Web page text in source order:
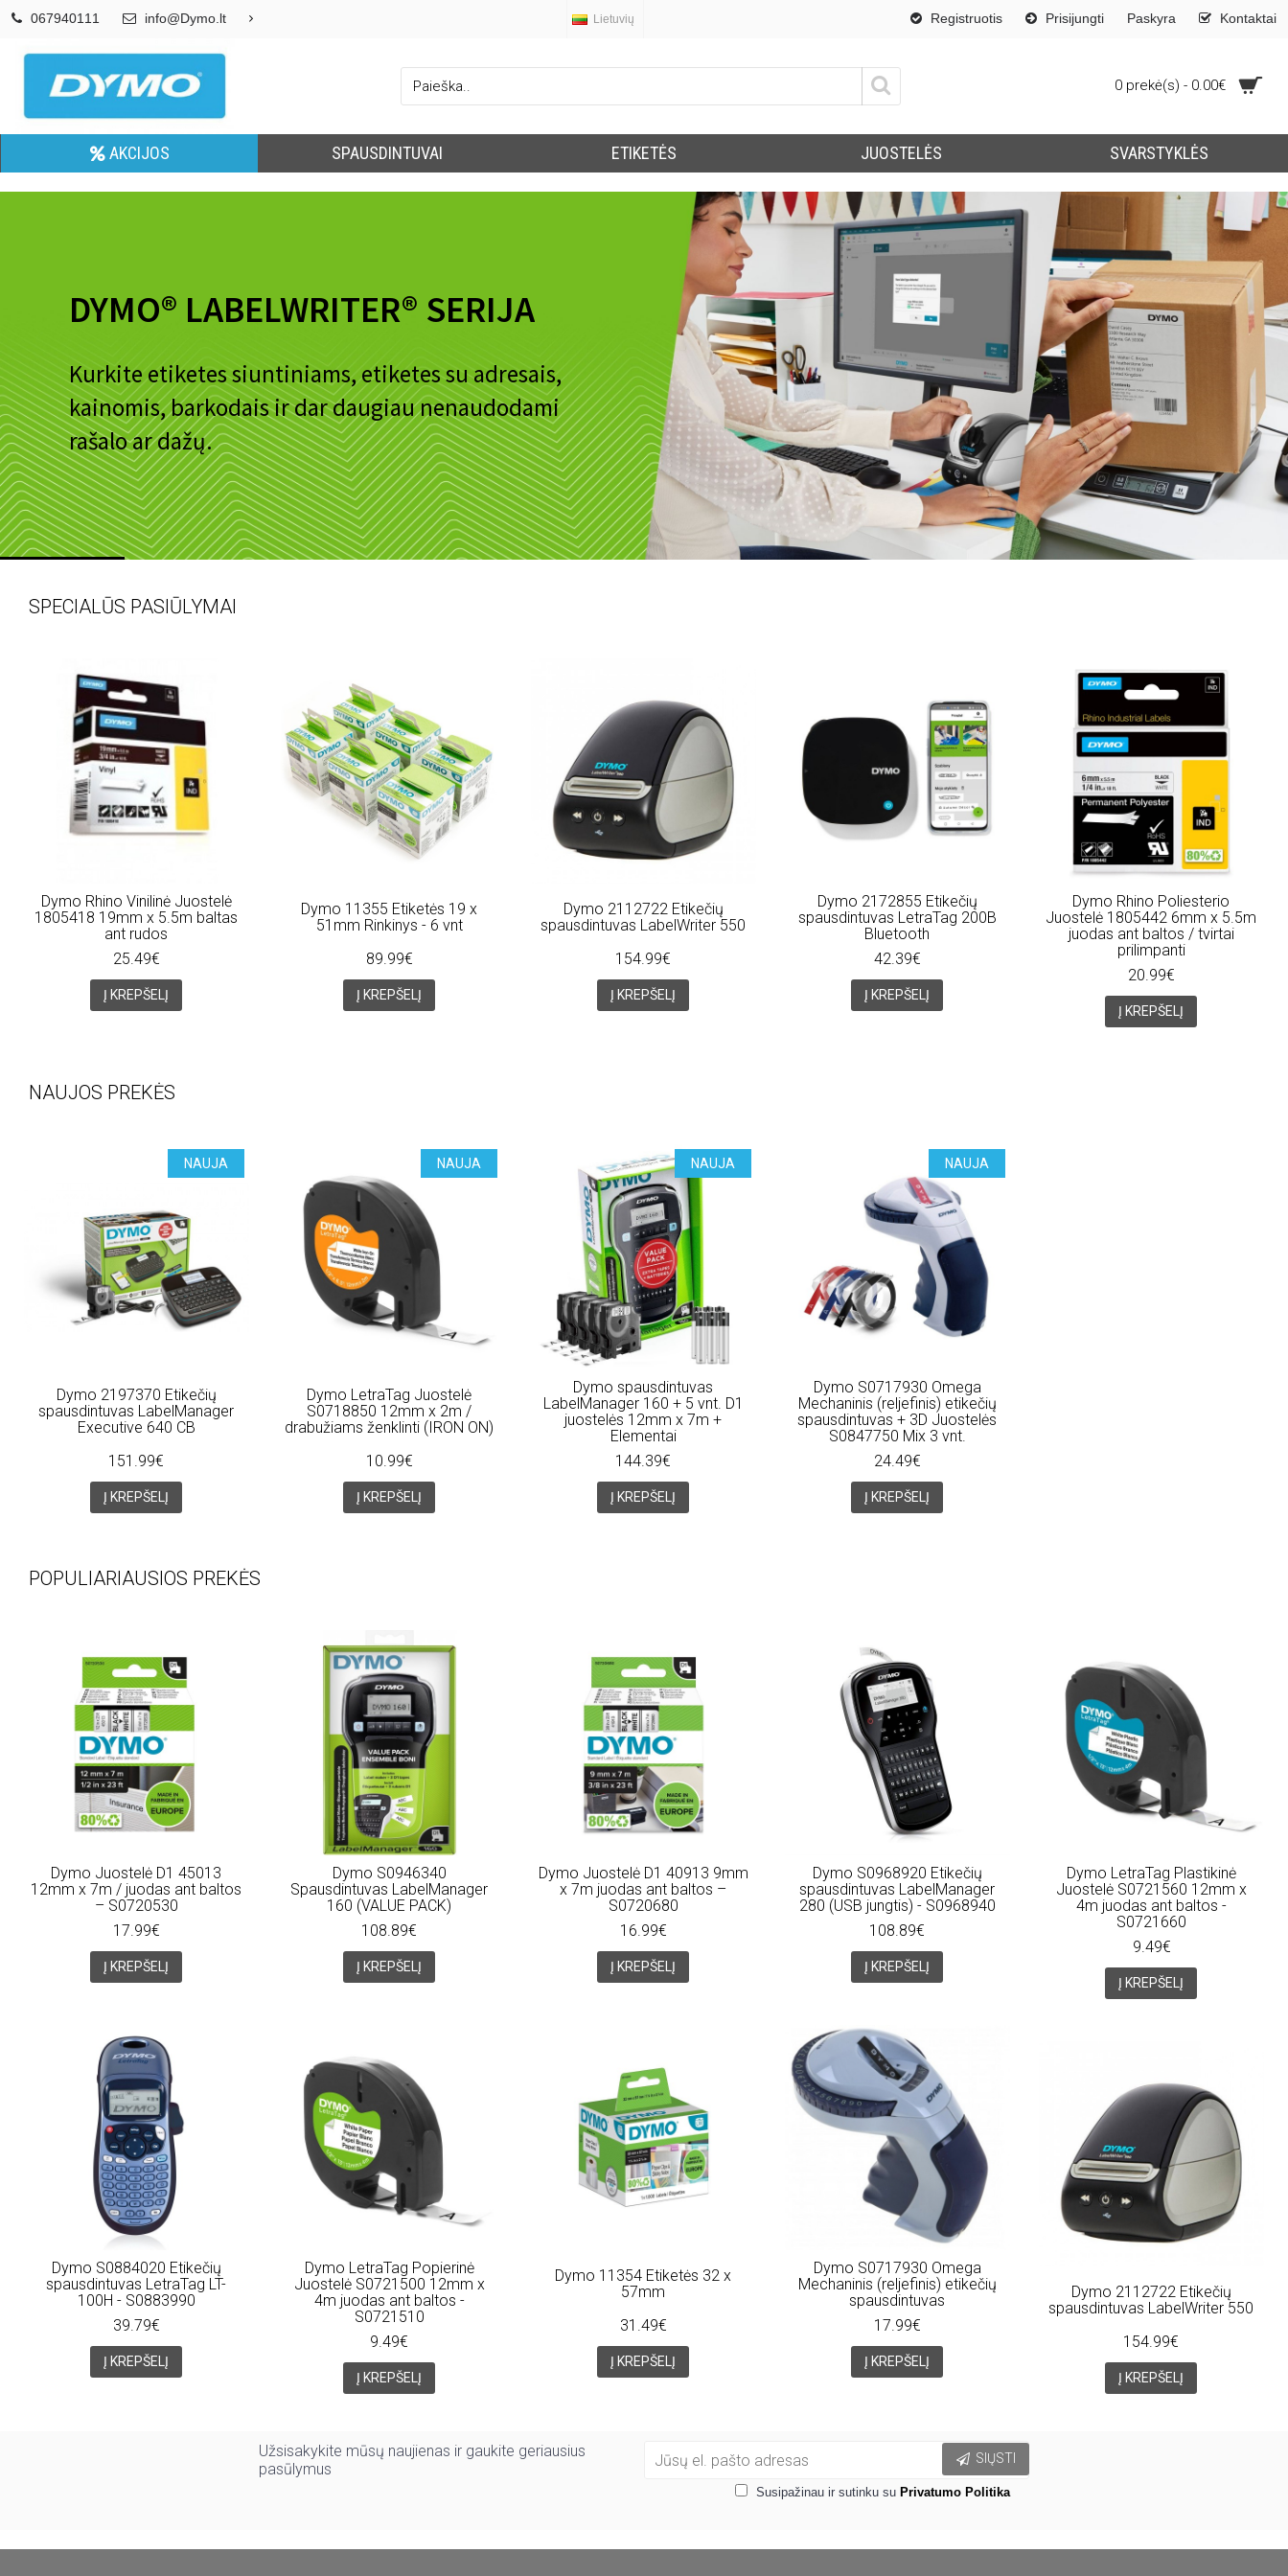
067940111 info@Dymo.lt Lietuvių Registruotis Prisijungti Paskyra Kontaktai
0 prekė(s) - 0.00€
AKCIJOS SPAUSDINTUVAI ETIKETĖS JUOSTELĖS SVARSTYKLĖS
DYMO® LABELWRITER® SERIJA
Kurkite etiketes siuntiniams, etiketes su adresais,
kainomis, barkodais ir dar daugiau nenaudodami
rašalo ar dažų.
SPECIALŪS PASIŪLYMAI
Dymo Rhino Vinilinė Juostelė
1805418 19mm x 5.5m baltas
ant rudos
25.49€
Į KREPŠELĮ
Dymo 11355 Etiketės 19 x
51mm Rinkinys - 6 vnt
89.99€
Į KREPŠELĮ
Dymo 2112722 Etikečių
spausdintuvas LabelWriter 550
154.99€
Į KREPŠELĮ
Dymo 2172855 Etikečių
spausdintuvas LetraTag 200B
Bluetooth
42.39€
Į KREPŠELĮ
Dymo Rhino Poliesterio
Juostelė 1805442 6mm x 5.5m
juodas ant baltos / tvirtai
prilimpanti
20.99€
Į KREPŠELĮ
NAUJOS PREKĖS
NAUJA
Dymo 2197370 Etikečių
spausdintuvas LabelManager
Executive 640 CB
151.99€
Į KREPŠELĮ
NAUJA
Dymo LetraTag Juostelė
S0718850 12mm x 2m /
drabužiams ženklinti (IRON ON)
10.99€
Į KREPŠELĮ
NAUJA
Dymo spausdintuvas
LabelManager 160 + 5 vnt. D1
juostelės 12mm x 7m +
Elementai
144.39€
Į KREPŠELĮ
NAUJA
Dymo S0717930 Omega
Mechaninis (reljefinis) etikečių
spausdintuvas + 3D Juostelės
S0847750 Mix 3 vnt.
24.49€
Į KREPŠELĮ
POPULIARIAUSIOS PREKĖS
Dymo Juostelė D1 45013
12mm x 7m / juodas ant baltos
– S0720530
17.99€
Į KREPŠELĮ
Dymo S0946340
Spausdintuvas LabelManager
160 (VALUE PACK)
108.89€
Į KREPŠELĮ
Dymo Juostelė D1 40913 9mm
x 7m juodas ant baltos –
S0720680
16.99€
Į KREPŠELĮ
Dymo S0968920 Etikečių
spausdintuvas LabelManager
280 (USB jungtis) - S0968940
108.89€
Į KREPŠELĮ
Dymo LetraTag Plastikinė
Juostelė S0721560 12mm x
4m juodas ant baltos -
S0721660
9.49€
Į KREPŠELĮ
Dymo S0884020 Etikečių
spausdintuvas LetraTag LT-
100H - S0883990
39.79€
Į KREPŠELĮ
Dymo LetraTag Popierinė
Juostelė S0721500 12mm x
4m juodas ant baltos -
S0721510
9.49€
Į KREPŠELĮ
Dymo 11354 Etiketės 32 x
57mm
31.49€
Į KREPŠELĮ
Dymo S0717930 Omega
Mechaninis (reljefinis) etikečių
spausdintuvas
17.99€
Į KREPŠELĮ
Dymo 2112722 Etikečių
spausdintuvas LabelWriter 550
154.99€
Į KREPŠELĮ
Užsisakykite mūsų naujienas ir gaukite geriausius
pasūlymus
SIŲSTI
Susipažinau ir sutinku su Privatumo Politika